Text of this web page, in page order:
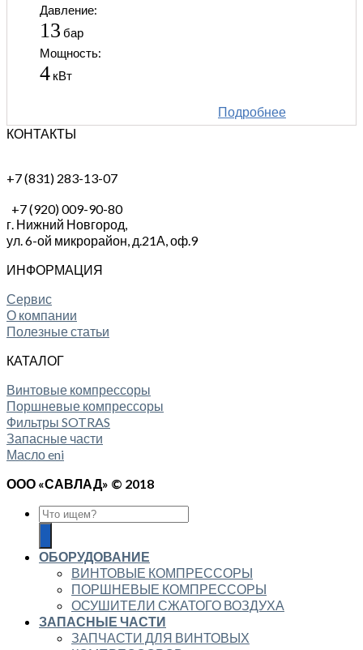
Давление:
13 бар
Мощность:
4 кВт
Подробнее
КОНТАКТЫ
+7 (831) 283-13-07
+7 (920) 009-90-80
г. Нижний Новгород,
ул. 6-ой микрорайон, д.21А, оф.9
ИНФОРМАЦИЯ
Сервис
О компании
Полезные статьи
КАТАЛОГ
Винтовые компрессоры
Поршневые компрессоры
Фильтры SOTRAS
Запасные части
Масло eni
ООО «САВЛАД» © 2018
ОБОРУДОВАНИЕ
ВИНТОВЫЕ КОМПРЕССОРЫ
ПОРШНЕВЫЕ КОМПРЕССОРЫ
ОСУШИТЕЛИ СЖАТОГО ВОЗДУХА
ЗАПАСНЫЕ ЧАСТИ
ЗАПЧАСТИ ДЛЯ ВИНТОВЫХ